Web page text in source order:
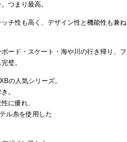
つまり最高。
チ性も高く、デザイン性と機能性も兼ね
ード・スケート・海や川の行き帰り、フ
璧。
の人気シリーズ。
。
に優れ、
ル糸を使用した